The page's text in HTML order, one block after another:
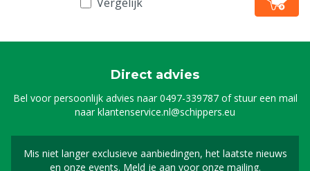
Direct advies
Bel voor persoonlijk advies naar0497-339787of stuur een mail
naarklantenservice.nl@schippers.eu
Mis niet langer exclusieve aanbiedingen, het laatste nieuws
en onze events. Meld je aan voor onze mailing.
Schrijf je in voor onze